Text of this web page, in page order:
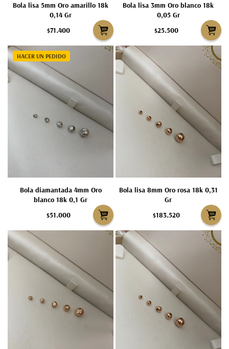
Bola lisa 5mm Oro amarillo 18k
0,14 Gr
$71.400
Bola lisa 3mm Oro blanco 18k
0,05 Gr
$25.500
HACER UN PEDIDO
Bola diamantada 4mm Oro
blanco 18k 0,1 Gr
$51.000
Bola lisa 8mm Oro rosa 18k 0,31
Gr
$183.520